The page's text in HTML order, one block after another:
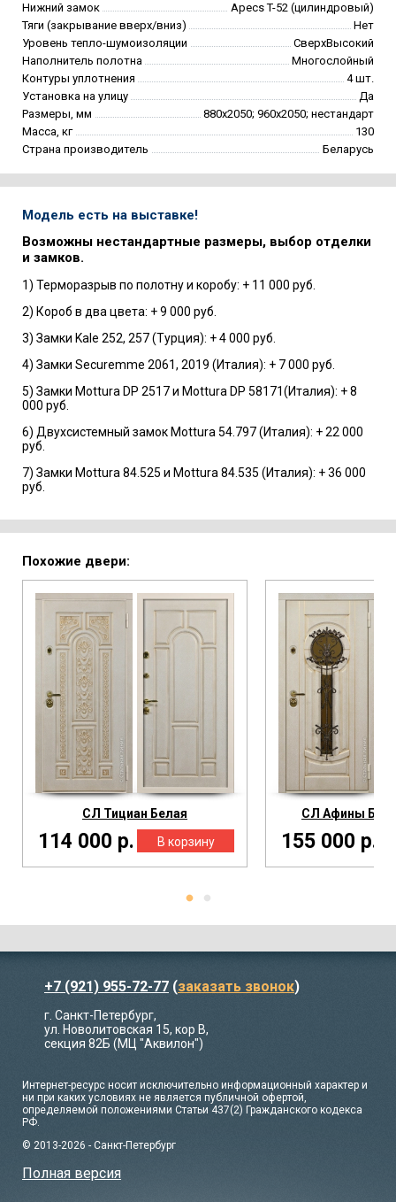
Нижний замок
Apecs T-52 (цилиндровый)
Тяги (закрывание вверх/вниз)
Нет
Уровень тепло-шумоизоляции
СверхВысокий
Наполнитель полотна
Многослойный
Контуры уплотнения
4 шт.
Установка на улицу
Да
Размеры, мм
880х2050; 960х2050; нестандарт
Масса, кг
130
Страна производитель
Беларусь
Модель есть на выставке!
Возможны нестандартные размеры, выбор отделки
и замков.
1) Терморазрыв по полотну и коробу: + 11 000 руб.
2) Короб в два цвета: + 9 000 руб.
3) Замки Kale 252, 257 (Турция): + 4 000 руб.
4) Замки Securemme 2061, 2019 (Италия): + 7 000 руб.
5) Замки Mottura DP 2517 и Mottura DP 58171(Италия): + 8
000 руб.
6) Двухсистемный замок Mottura 54.797 (Италия): + 22 000
руб.
7) Замки Mottura 84.525 и Mottura 84.535 (Италия): + 36 000
руб.
Похожие двери:
СЛ Тициан Белая
114 000 р.
СЛ Афины
155 000 р.
+7 (921) 955-72-77 (заказать звонок)
г. Санкт-Петербург,
ул. Новолитовская 15, кор В,
секция 82Б (МЦ "Аквилон")
Интернет-ресурс носит исключительно информационный характер и
ни при каких условиях не является публичной офертой,
определяемой положениями Статьи 437(2) Гражданского кодекса
РФ.
© 2013-2026 - Санкт-Петербург
Полная версия